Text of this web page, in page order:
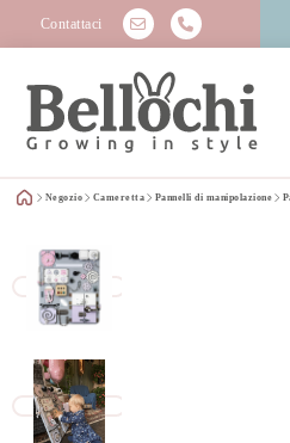
Contattaci
Negozio Cameretta Pannelli di manipolazione